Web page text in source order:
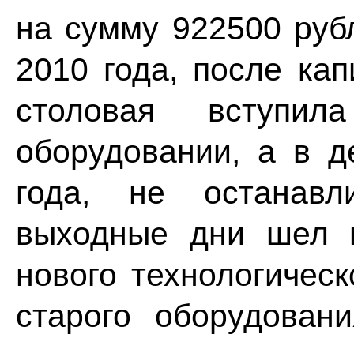
на сумму 922500
2010 года, после
столовая
оборудовании, а в
года, не
выходные дни шел
нового
старого